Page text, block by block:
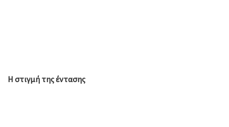
Η στιγμή της έντασης